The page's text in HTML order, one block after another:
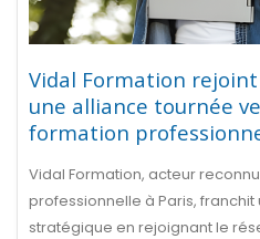
Vidal Formation rejoint
une alliance tournée
formation
Vidal Formation, acteur
professionnelle à Paris,
stratégique en rejoignant le